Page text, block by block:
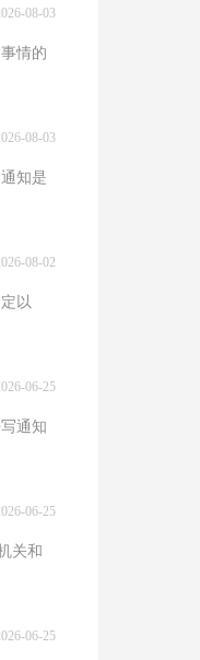
08-03
情的
08-03
知是
08-02
以
06-25
通知
06-25
关和
06-25